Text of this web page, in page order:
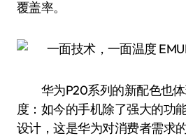
覆盖率。
华为P20系列的新配色也体
度：如今的手机除了强大的功
设计，这是华为对消费者需求